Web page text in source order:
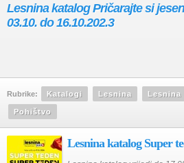
Lesnina katalog Pričarajte si
03.10. do 16.10.202.3
Rubrike: Katalogi Lesnina Lesnina
Pohištvo
Lesnina katalog Super